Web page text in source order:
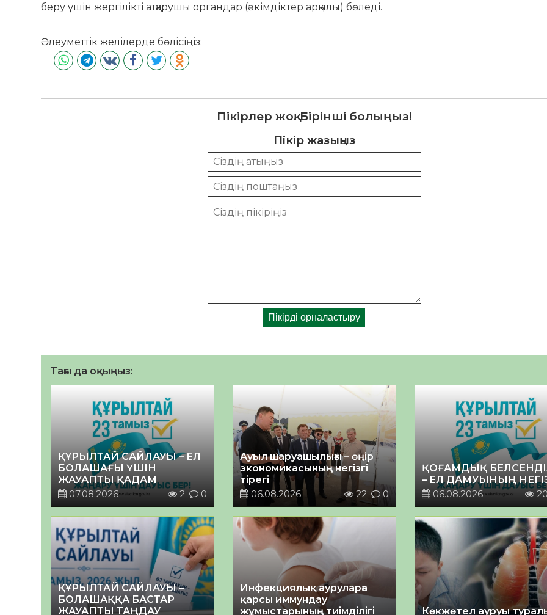
беру үшін жергілікті атқарушы органдар (әкімдіктер арқылы) бөледі.
Әлеуметтік желілерде бөлісіңіз:
Пікірлер жоқ. Бірінші болыңыз!
Пікір жазыңыз
Тағы да оқыңыз:
ҚҰРЫЛТАЙ САЙЛАУЫ – ЕЛ
БОЛАШАҒЫ ҮШІН
ЖАУАПТЫ ҚАДАМ
07.08.2026
2 0
Ауыл шаруашылығы – өңір
экономикасының негізгі
тірегі
06.08.2026
22 0
ҚОҒАМДЫҚ
– ЕЛ ДАМУЫНЫҢ
06.08.2026
20
ҚҰРЫЛТАЙ САЙЛАУЫ –
БОЛАШАҚҚА БАСТАР
ЖАУАПТЫ ТАҢДАУ
Инфекциялық ауруларға
қарсы иммундау
жұмыстарының тиімділігі
Көкжөтел ауруы